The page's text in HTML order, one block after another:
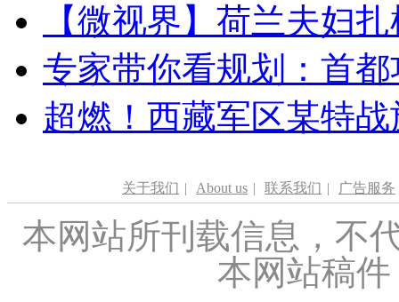
【微视界】荷兰夫妇
专家带你看规划：首
超燃！西藏军区某特
关于我们 | About us | 联系我们 | 广告服务
本网站所刊载信息，不
本网站稿